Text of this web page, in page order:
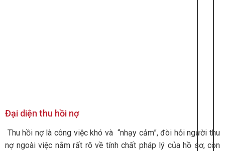
Đại diện thu hồi nợ
Thu hồi nợ là công việc khó và “nhạy cảm”, đòi hỏi người thu
nợ ngoài việc nắm rất rõ về tính chất pháp lý của hồ sơ, còn